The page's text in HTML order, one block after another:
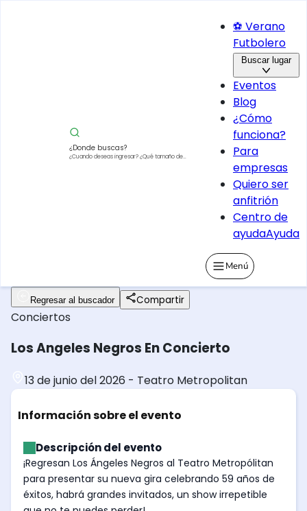
¿Donde buscas?
¿Cuando deseas ingresar?¿Qué tamaño de
⚽ Verano
Futbolero
Buscar lugar
Eventos
Blog
¿Cómo
funciona?
Para
empresas
Quiero ser
anfitrión
Centro de
ayudaAyuda
Menú
Regresar al buscador Compartir
Conciertos
Los Angeles Negros En Concierto
13 de junio del 2026 - Teatro Metropolitan
Información sobre el evento
Descripción del evento
¡Regresan Los Ángeles Negros al Teatro Metropólitan
para presentar su nueva gira celebrando 59 años de
éxitos, habrá grandes invitados, un show irrepetible